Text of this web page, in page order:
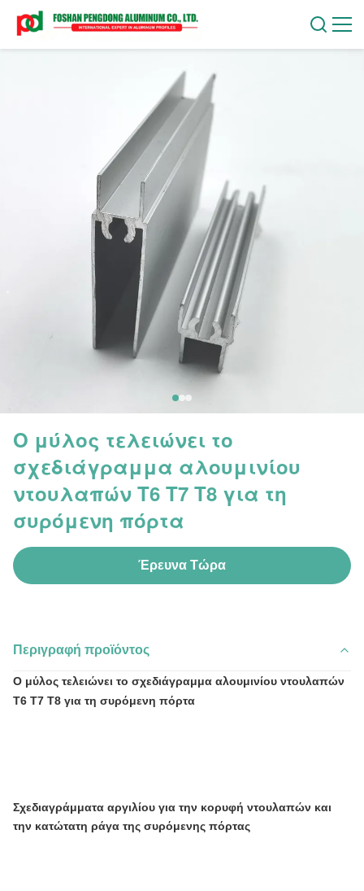
Ο μύλος τελειώνει το
σχεδιάγραμμα αλουμινίου
ντουλαπών T6 T7 T8 για τη
συρόμενη πόρτα
Έρευνα Τώρα
Περιγραφή προϊόντος
Ο μύλος τελειώνει το σχεδιάγραμμα αλουμινίου ντουλαπών
T6 T7 T8 για τη συρόμενη πόρτα
Σχεδιαγράμματα αργιλίου για την κορυφή ντουλαπών και
την κατώτατη ράγα της συρόμενης πόρτας